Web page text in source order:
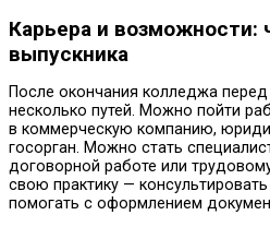
Карьера и возможности:
выпускника
После окончания колледжа
несколько путей. Можно пойти
в коммерческую компанию,
госорган. Можно стать
договорной работе или
свою практику —
помогать с оформлением